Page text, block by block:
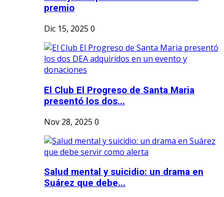
premio
Dic 15, 2025 0
El Club El Progreso de Santa Maria
presentó los dos...
Nov 28, 2025 0
Salud mental y suicidio: un drama en
Suárez que debe...